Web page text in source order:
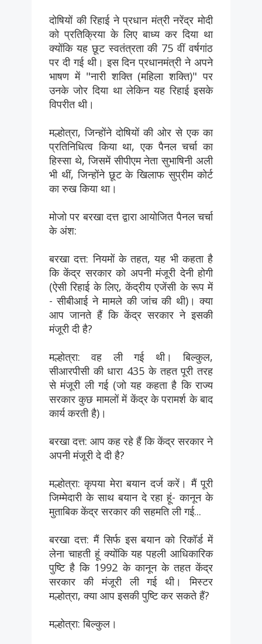
दोषियों की रिहाई ने प्रधान मंत्री नरेंद्र मोदी
को प्रतिक्रिया के लिए बाध्य कर दिया था
क्योंकि यह छूट स्वतंत्रता की 75 वीं वर्षगांठ
पर दी गई थी। इस दिन प्रधानमंत्री ने अपने
भाषण में "नारी शक्ति (महिला शक्ति)" पर
उनके जोर दिया था लेकिन यह रिहाई इसके
विपरीत थी।
मल्होत्रा, जिन्होंने दोषियों की ओर से एक का
प्रतिनिधित्व किया था, एक पैनल चर्चा का
हिस्सा थे, जिसमें सीपीएम नेता सुभाषिनी अली
भी थीं, जिन्होंने छूट के खिलाफ सुप्रीम कोर्ट
का रुख किया था।
मोजो पर बरखा दत्त द्वारा आयोजित पैनल चर्चा
के अंश:
बरखा दत्त: नियमों के तहत, यह भी कहता है
कि केंद्र सरकार को अपनी मंजूरी देनी होगी
(ऐसी रिहाई के लिए, केंद्रीय एजेंसी के रूप में
- सीबीआई ने मामले की जांच की थी)। क्या
आप जानते हैं कि केंद्र सरकार ने इसकी
मंजूरी दी है?
मल्होत्रा: वह ली गई थी। बिल्कुल,
सीआरपीसी की धारा 435 के तहत पूरी तरह
से मंजूरी ली गई (जो यह कहता है कि राज्य
सरकार कुछ मामलों में केंद्र के परामर्श के बाद
कार्य करती है)।
बरखा दत्त: आप कह रहे हैं कि केंद्र सरकार ने
अपनी मंजूरी दे दी है?
मल्होत्रा: कृपया मेरा बयान दर्ज करें। मैं पूरी
जिम्मेदारी के साथ बयान दे रहा हूं- कानून के
मुताबिक केंद्र सरकार की सहमति ली गई...
बरखा दत्त: मैं सिर्फ इस बयान को रिकॉर्ड में
लेना चाहती हूं क्योंकि यह पहली आधिकारिक
पुष्टि है कि 1992 के कानून के तहत केंद्र
सरकार की मंजूरी ली गई थी। मिस्टर
मल्होत्रा, क्या आप इसकी पुष्टि कर सकते हैं?
मल्होत्रा: बिल्कुल।